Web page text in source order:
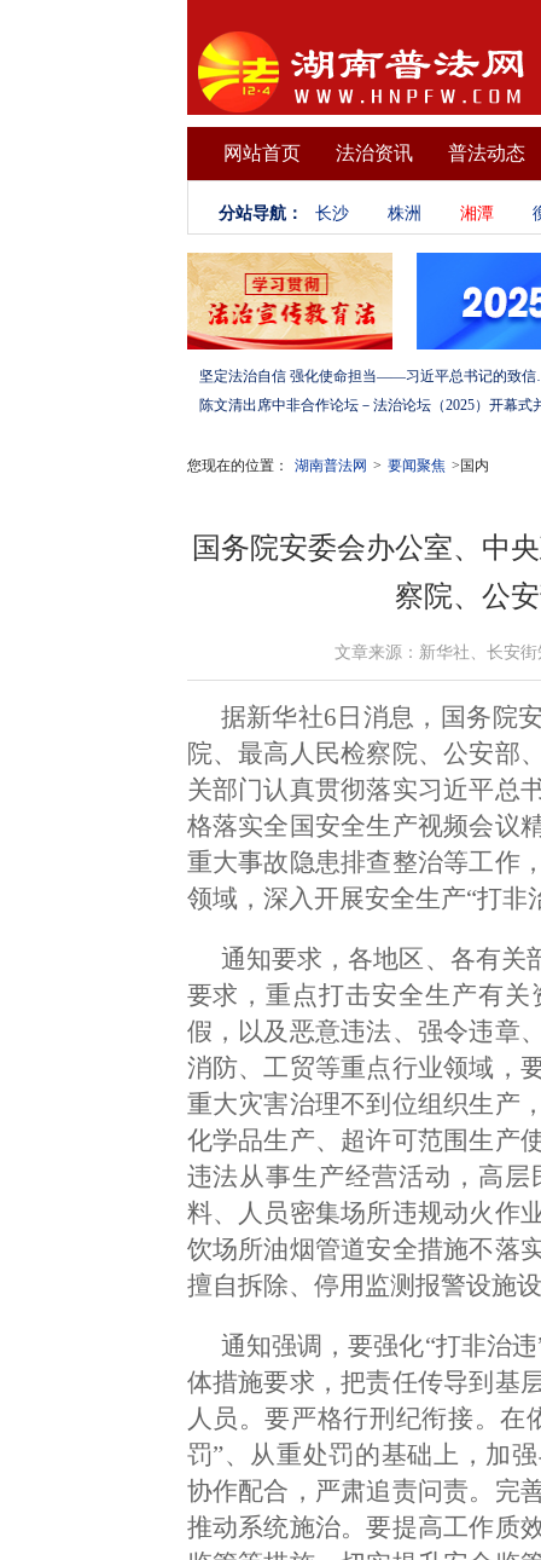
网站首页 法治资讯 普法动态
分站导航： 长沙 株洲 湘潭
坚定法治自信 强化使
您现在的位置： 湖南普法网 > 要闻聚焦 >国内
国务院安委会办公室、中
察院、公
文章来源：新华社、长安
据新华社6日消息，国务院
院、最高人民检察院、公安部
关部门认真贯彻落实习近平总
格落实全国安全生产视频会议
重大事故隐患排查整治等工作
领域，深入开展安全生产“打非
通知要求，各地区、各有关
要求，重点打击安全生产有
假，以及恶意违法、强令违章
消防、工贸等重点行业领域，
重大灾害治理不到位组织生产
化学品生产、超许可范围生产
违法从事生产经营活动，高
料、人员密集场所违规动火作
饮场所油烟管道安全措施不落
擅自拆除、停用监测报警设施
通知强调，要强化“打非治
体措施要求，把责任传导到基
人员。要严格行刑纪衔接。在
罚”、从重处罚的基础上，加
协作配合，严肃追责问责。完
推动系统施治。要提高工作质